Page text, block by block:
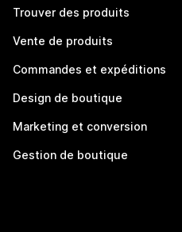
Trouver des produits
Vente de produits
Commandes et expéditions
Design de boutique
Marketing et conversion
Gestion de boutique